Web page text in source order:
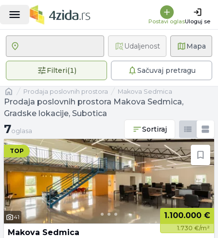
Postavi oglasUloguj se
Mapa
Filteri(1)1 primenjen filterSačuvaj pretragu
Udaljenost
Naslovnaprodaja poslovnih prostora Makova Sedmica
Prodaja poslovnih prostora Makova Sedmica,
Gradske lokacije, Subotica
7 oglasa
7oglasa Sortiraj
TOP
41 1.100.000 €
1.730 €/m²
Makova Sedmica